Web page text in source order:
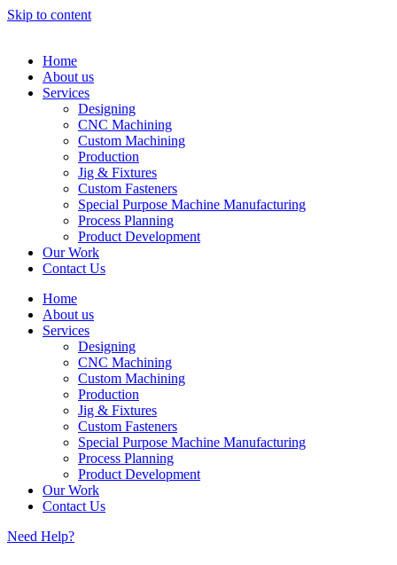
Skip to content
Home
About us
Services
Designing
CNC Machining
Custom Machining
Production
Jig & Fixtures
Custom Fasteners
Special Purpose Machine Manufacturing
Process Planning
Product Development
Our Work
Contact Us
Home
About us
Services
Designing
CNC Machining
Custom Machining
Production
Jig & Fixtures
Custom Fasteners
Special Purpose Machine Manufacturing
Process Planning
Product Development
Our Work
Contact Us
Need Help?